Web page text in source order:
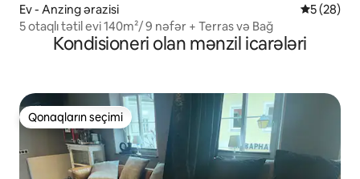
Ev - Anzing ərazisi Ortalama
5 (28)
5 otaqlı tətil evi 140m²/ 9 nəfər + Terras və Bağ
Kondisioneri olan mənzil icarələri
Qonaqların seçimi
Qonaqların seçimi